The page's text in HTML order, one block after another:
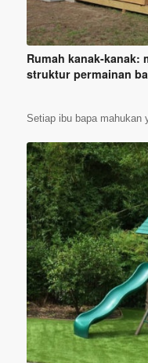
Rumah kanak-kanak:
struktur permainan
Setiap ibu bapa mahukan